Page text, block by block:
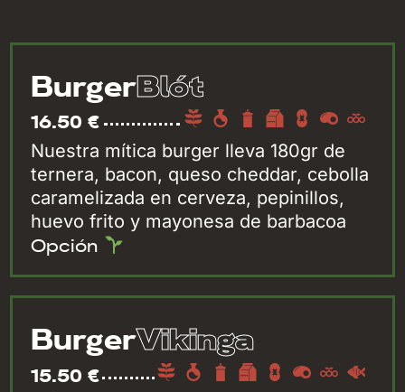
BurgerBlót
16.50 €
Nuestra mítica burger lleva 180gr de
ternera, bacon, queso cheddar, cebolla
caramelizada en cerveza, pepinillos,
huevo frito y mayonesa de barbacoa
Opción
BurgerVikinga
15.50 €